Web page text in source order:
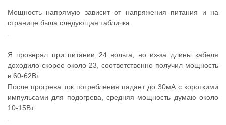
Мощность напрямую зависит от напряжения питания и на
странице была следующая табличка.
Я проверял при питании 24 вольта, но из-за длины кабеля
доходило скорее около 23, соответственно получил мощность
в 60-62Вт.
После прогрева ток потребления падает до 30мА с короткими
импульсами для подогрева, средняя мощность думаю около
10-15Вт.